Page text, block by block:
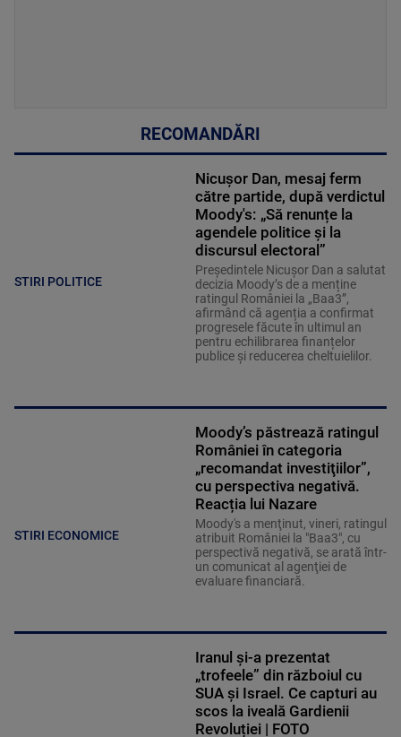
RECOMANDĂRI
STIRI POLITICE
Nicușor Dan, mesaj ferm
către partide, după verdictul
Moody's: „Să renunțe la
agendele politice şi la
discursul electoral”
Președintele Nicușor Dan a salutat
decizia Moody’s de a menține
ratingul României la „Baa3”,
afirmând că agenția a confirmat
progresele făcute în ultimul an
pentru echilibrarea finanțelor
publice și reducerea cheltuielilor.
STIRI ECONOMICE
Moody’s păstrează ratingul
României în categoria
„recomandat investiţiilor”,
cu perspectiva negativă.
Reacția lui Nazare
Moody's a menţinut, vineri, ratingul
atribuit României la "Baa3", cu
perspectivă negativă, se arată într-
un comunicat al agenţiei de
evaluare financiară.
Iranul și-a prezentat
„trofeele” din războiul cu
SUA și Israel. Ce capturi au
scos la iveală Gardienii
Revoluției | FOTO